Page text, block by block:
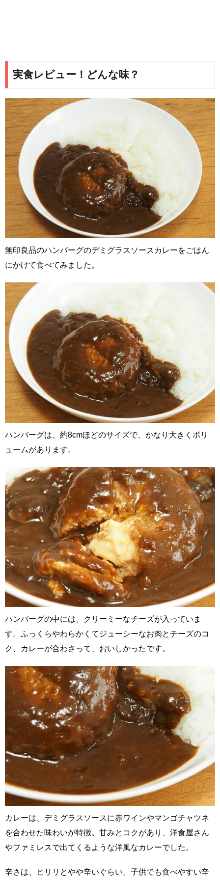
実食レビュー！どんな味？
無印良品のハンバーグのデミグラスソースカレーをごはん
にかけて食べてみました。
ハンバーグは、約8cmほどのサイズで、かなり大きくボリ
ュームがあります。
ハンバーグの中には、クリーミーなチーズが入っていま
す。ふっくらやわらかくてジューシーなお肉とチーズのコ
ク、カレーが合わさって、おいしかったです。
カレーは、デミグラスソースに赤ワインやマンゴチャツネ
を合わせた味わいが特徴。甘みとコクがあり、洋食屋さん
やファミレスで出てくるような洋風なカレーでした。
辛さは、ヒリリとやや辛いぐらい。子供でも食べやすい辛